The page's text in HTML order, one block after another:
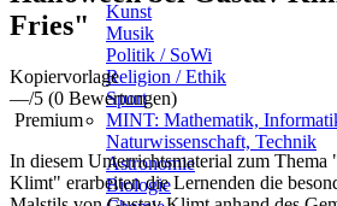
Kunst
Musik
Politik / SoWi
Religion / Ethik
Sport
MINT: Mathematik,
Naturwissenschaft, Technik
Astronomie
Biologie
Fries"
Kopiervorlage
—/5 (0 Bewertungen)
Premium
In diesem Unterrichtsmaterial zum
Klimt" erarbeiten die Lernenden die